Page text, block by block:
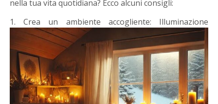
nella tua vita quotidiana? Ecco alcuni consigli:
1. Crea un ambiente accogliente: Illuminazione